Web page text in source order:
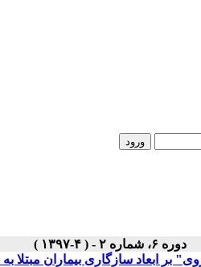
دوره ۶، شماره ۲ - ( ۴-۱۳۹۷ )
ابعاد سازگاری بیماران مبتلا به